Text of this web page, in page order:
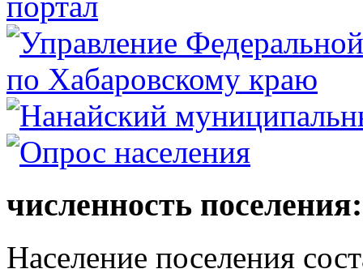
численность поселения:
Население поселения